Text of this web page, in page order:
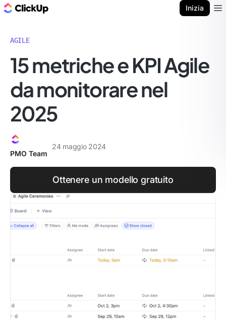
Inizia
AGILE
15 metriche e KPI Agile
da monitorare nel
2025
PMO Team
24 maggio 2024
Ottenere un modello gratuito